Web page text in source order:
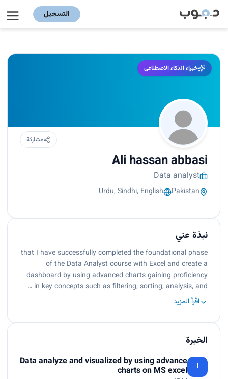
التسجيل
خبراء الذكاء الاصطناعي
مشاركة
Ali hassan abbasi
Data analyst
Pakistan
Urdu, Sindhi, English
نبذة عني
that I have successfully completed the foundational phase
of the Data Analyst course with Excel and create a
dashboard by using advanced charts gaining proﬁciency
in key concepts such as ﬁltering, sorting, analysis, and …
اقرأ المزيد
الخبرة
I
Data analyze and visualized by using advance
charts on MS excel